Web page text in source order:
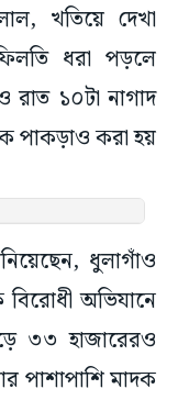
খতিয়ে দেখা
ধরা পড়লে
রাত ১০টা নাগাদ
পাকড়াও করা হয়
ধুলাগাঁও
বিরোধী অভিযানে
৩৩ হাজারেরও
পাশাপাশি মাদক